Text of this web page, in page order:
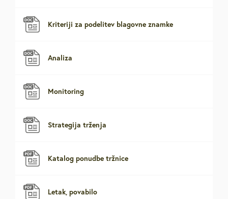
Kriteriji za podelitev blagovne znamke
Analiza
Monitoring
Strategija trženja
Katalog ponudbe tržnice
Letak, povabilo